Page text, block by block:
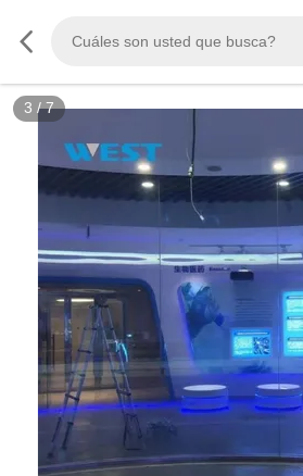
3 /7